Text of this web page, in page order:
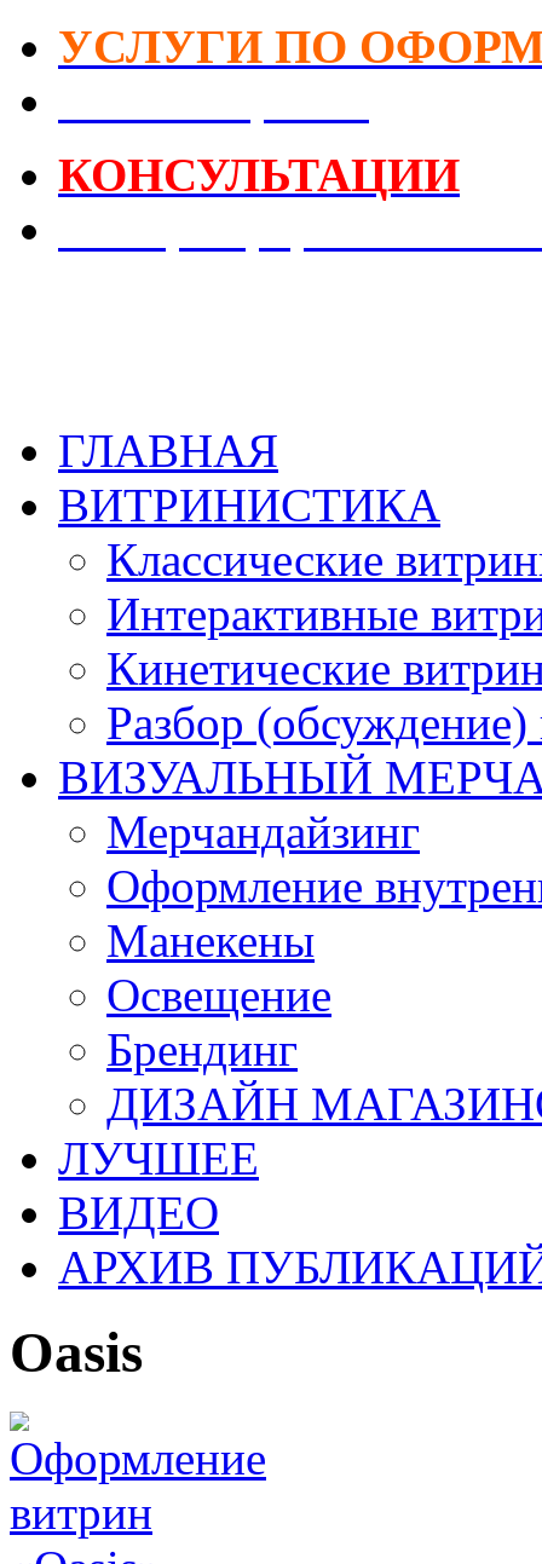
УСЛУГИ ПО
КОНСУЛЬТАЦИИ
ГЛАВНАЯ
ВИТРИНИСТИКА
Классические
Интерактивные
Кинетические
Разбор (обсуждение)
ВИЗУАЛЬНЫЙ
Мерчандайзинг
Оформление
Манекены
Освещение
Брендинг
ДИЗАЙН
ЛУЧШЕЕ
ВИДЕО
АРХИВ
Oasis